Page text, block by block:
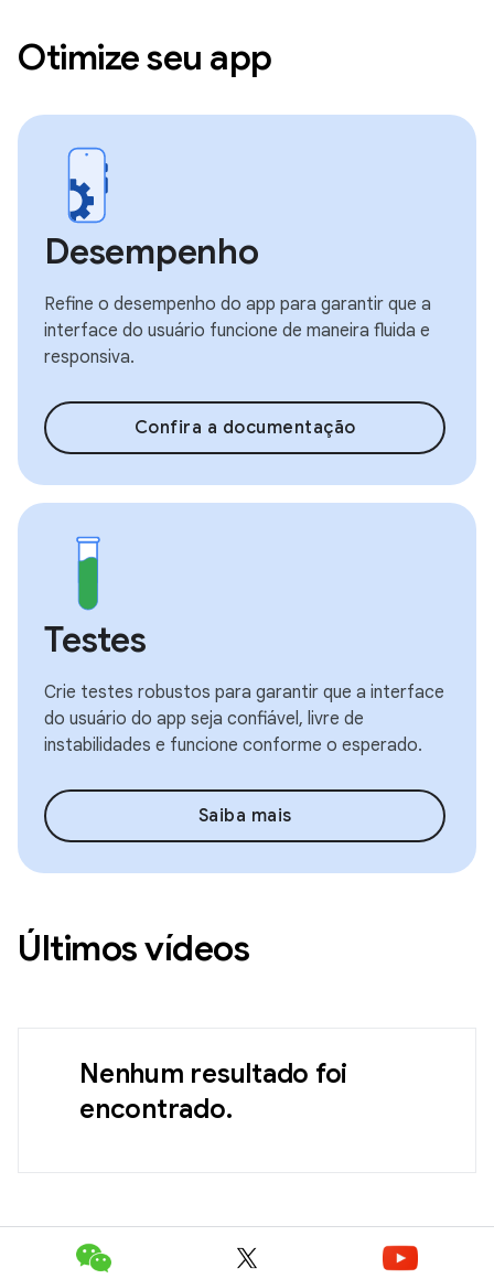
Otimize seu app
Desempenho
Refine o desempenho do app para garantir que a
interface do usuário funcione de maneira fluida e
responsiva.
Confira a documentação
Testes
Crie testes robustos para garantir que a interface
do usuário do app seja confiável, livre de
instabilidades e funcione conforme o esperado.
Saiba mais
Últimos vídeos
Nenhum resultado foi
encontrado.